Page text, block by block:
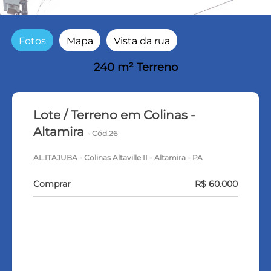
Fotos Mapa Vista da rua
240 m² Terreno
Lote / Terreno em Colinas -
Altamira- Cód.26
AL.ITAJUBA - Colinas Altaville II - Altamira - PA
Comprar R$ 60.000